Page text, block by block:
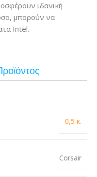
ιδανική
μπορούν να
Intel.
0,5 κ.
Corsair